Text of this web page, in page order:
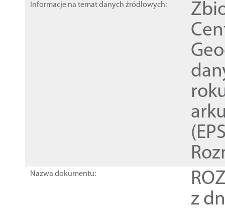
Informacje na temat danych źródłowych:
Nazwa dokumentu:
z